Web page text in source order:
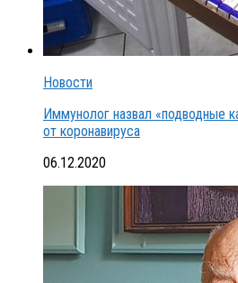
Новости
Иммунолог назвал «подводные
от коронавируса
06.12.2020